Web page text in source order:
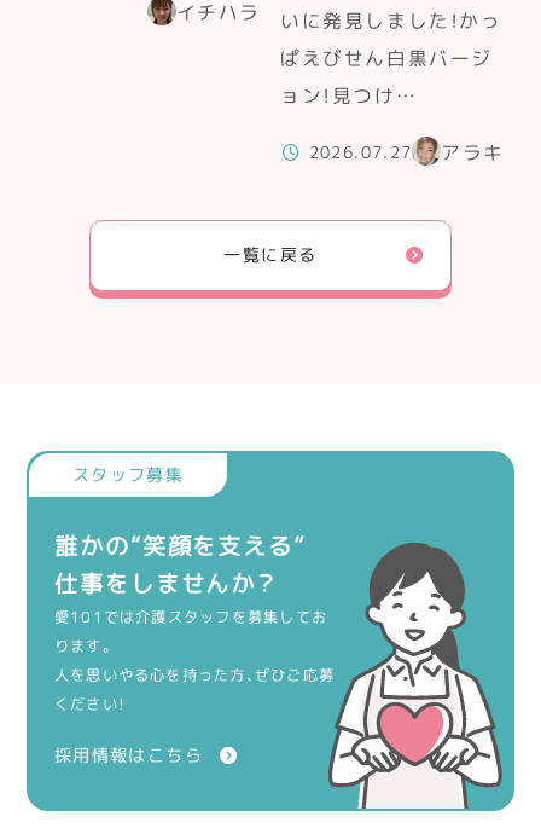
イチハラ
いに発見しました！かっ
ぱえびせん白黒バージ
ョン！見つけ…
2026.07.27 アラキ
一覧に戻る
誰かの“笑顔を支える”
仕事をしませんか？
愛101では介護スタッフを募集してお
ります。
人を思いやる心を持った方、ぜひご応募
ください！
採用情報はこちら